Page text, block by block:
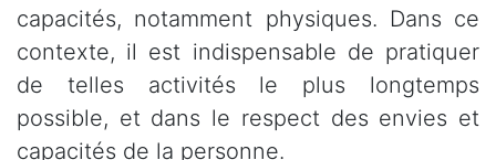
capacités, notamment physiques. Dans ce
contexte, il est indispensable de pratiquer
de telles activités le plus longtemps
possible, et dans le respect des envies et
capacités de la personne.